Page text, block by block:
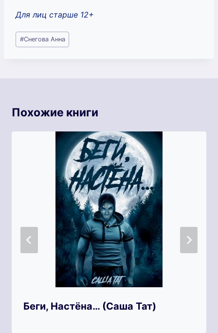
Для лиц старше 12+
Метки
записи:
#Снегова Анна
Похожие книги
Беги, Настёна… (Саша Тат)